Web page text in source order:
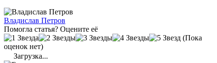
Владислав Петров
Помогла статья? Оцените её
(Пока
оценок нет)
Загрузка...